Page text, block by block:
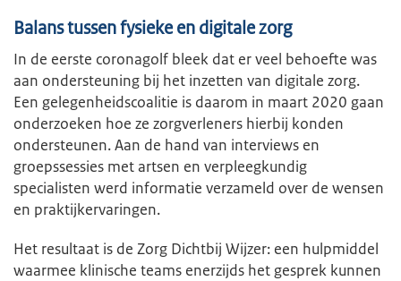
Balans tussen fysieke en digitale zorg
In de eerste coronagolf bleek dat er veel behoefte was
aan ondersteuning bij het inzetten van digitale zorg.
Een gelegenheidscoalitie is daarom in maart 2020 gaan
onderzoeken hoe ze zorgverleners hierbij konden
ondersteunen. Aan de hand van interviews en
groepssessies met artsen en verpleegkundig
specialisten werd informatie verzameld over de wensen
en praktijkervaringen.
Het resultaat is de Zorg Dichtbij Wijzer: een hulpmiddel
waarmee klinische teams enerzijds het gesprek kunnen